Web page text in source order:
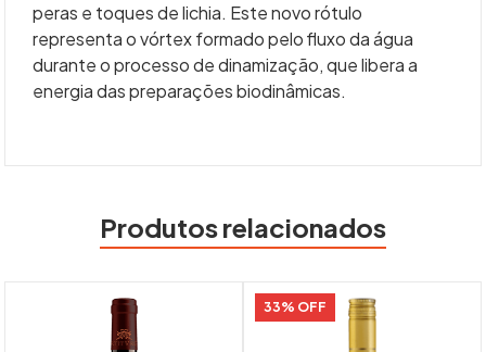
peras e toques de lichia. Este novo rótulo
representa o vórtex formado pelo fluxo da água
durante o processo de dinamização, que libera a
energia das preparações biodinâmicas.
Produtos relacionados
33% OFF